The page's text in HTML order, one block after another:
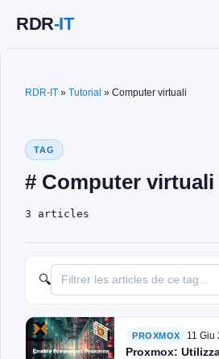
RDR-IT » Tutorial » Computer virtuali
TAG
# Computer virtuali
3 articles
🔍
PROXMOX 11 Giu
Proxmox: